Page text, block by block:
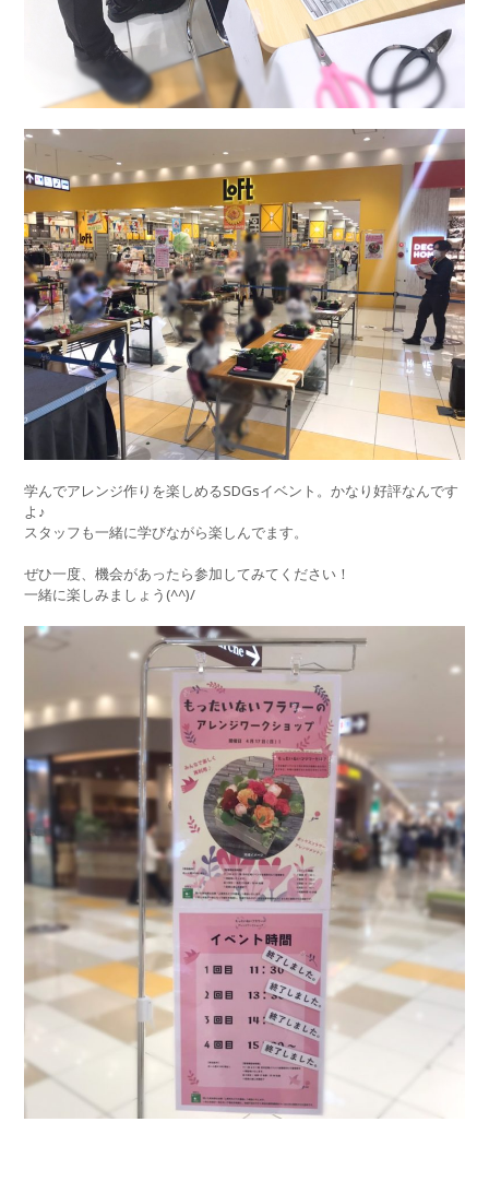
学んでアレンジ作りを楽しめるSDGsイベント。かなり好評なんです
よ♪
スタッフも一緒に学びながら楽しんでます。
ぜひ一度、機会があったら参加してみてください！
一緒に楽しみましょう(^^)/